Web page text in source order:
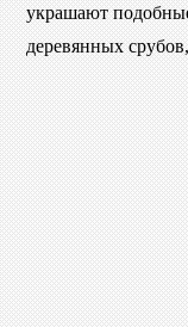
украшают
деревянных